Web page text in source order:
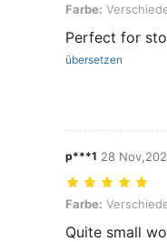
Farbe:
Farbe:
Perfect for
übersetzen
p***1 28
Farbe:
Farbe:
Quite small